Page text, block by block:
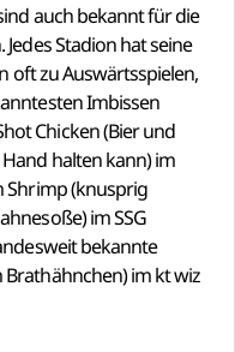
auch bekannt für die
Stadion hat seine
oft zu Auswärtsspielen,
Imbissen
Chicken (Bier und
halten kann) im
Shrimp (knusprig
im SSG
bekannte
im kt wiz